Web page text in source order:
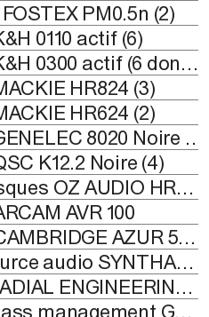
PM0.5n (2)
0110 actif (6)
Enceinte amplifiée K&H 0300 actif (6 dont 4 permanentes au Studio 01)
HR824 (3)
HR624 (2)
Enceinte amplifiée GENELEC 8020 Noire (6), Blanche (6)
K12.2 Noire (4)
Amplificateur de casques OZ AUDIO HR4 (2), SYMETRIX SX204 (2)
AVR 100
Ampli Surround 6.1 CAMBRIDGE AZUR 540R
Commutateur de source audio SYNTHAX Suzy (2)
Boîtes Directe (DI) RADIAL ENGINEERING, WHIRLWIND
SUB amplifié avec bass management GENELEC 7060BPM (2)